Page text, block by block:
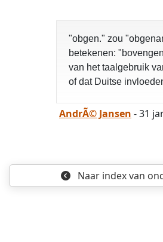
"obgen." zou
betekenen:
van het taalgebruik
of dat Duitse
AndrÃ© Jansen - 31
Naar indexvan